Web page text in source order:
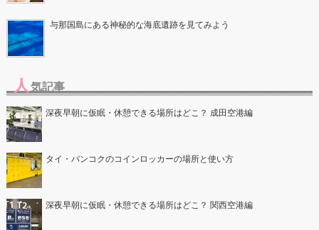
与那国島にある神秘的な海底遺跡を見てみよう
人 気記事
深夜早朝に仮眠・休憩できる場所はどこ？ 成田空港編
タイ・バンコクのコインロッカーの場所と使い方
深夜早朝に仮眠・休憩できる場所はどこ？ 関西空港編